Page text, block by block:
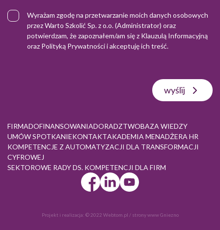
Wyrażam zgodę na przetwarzanie moich danych osobowych
przez Warto Szkolić Sp. z o.o. (Administrator) oraz
potwierdzam, że zapoznałem/am się z Klauzulą Informacyjną
oraz Polityką Prywatnościi akceptuję ich treść.
wyślij
FIRMADOFINANSOWANIADORADZTWOBAZA WIEDZY
UMÓW SPOTKANIEKONTAKTAKADEMIA MENADŻERA HR
KOMPETENCJE Z AUTOMATYZACJI DLA TRANSFORMACJI
CYFROWEJ
SEKTOROWE RADY DS. KOMPETENCJI DLA FIRM
Projekt i realizacja: © 2022 Webtom.pl / strony www Gniezno